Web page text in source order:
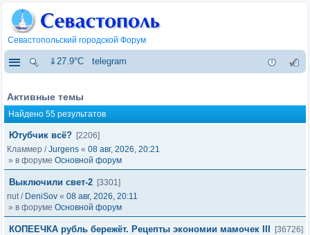
Севастопольский городской Форум
⇓27.9°C telegram
Активные темы
Найдено 55 результатов
Ютубчик всё? [2206]
Кламмер /Jurgens « 08 авг, 2026, 20:21
» в форуме Основной форум
Выключили свет-2 [3301]
nut/ DeniSov « 08 авг, 2026, 20:11
» в форуме Основной форум
КОПЕЕЧКА рубль бережёт. Рецепты экономии мамочек III
[36726]